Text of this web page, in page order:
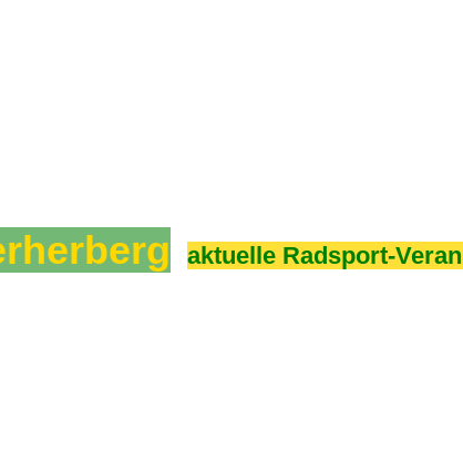
aktuelle Radsport-